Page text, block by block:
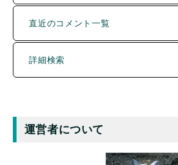
詳細検索